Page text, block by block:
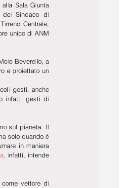
Sala Giunta
del Sindaco di
Centrale,
unico di ANM
Beverello, a
e proiettato un
gesti, anche
infatti gesti di
sul pianeta. Il
solo quando è
in maniera
, infatti, intende
vettore di